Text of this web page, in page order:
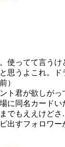
使ってて言う
思うよこれ。
）
ト君が欲しがっ
に同名カードい
でもええけど
出すフォロワー